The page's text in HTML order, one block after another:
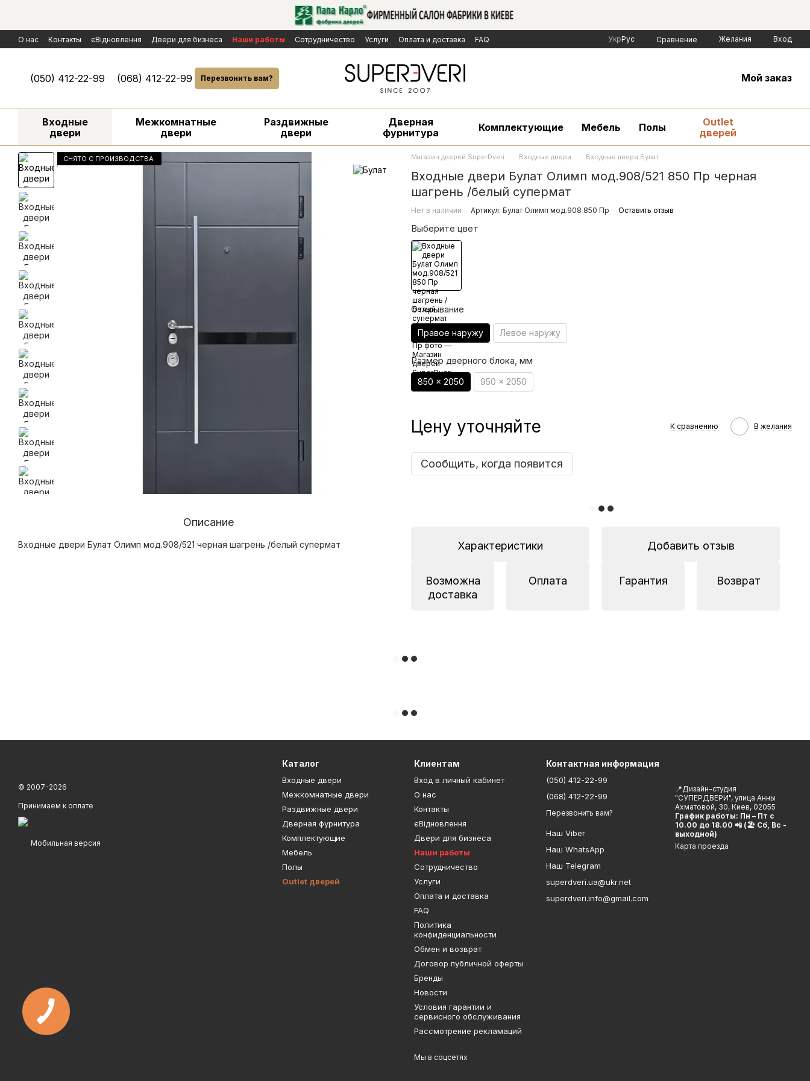
О нас Контакты єВідновлення Двери для бизнеса Наши работы Сотрудничество Услуги Оплата и доставка
FAQ
Политика конфиденциальности
Обмен и возврат Договор публичной оферты Бренды
Новости
УкрРус Сравнение Желания Вход
(050) 412-22-99 (068) 412-22-99 Перезвонить вам? Мой заказ
Входные
двери
Межкомнатные
двери
Раздвижные
двери
Дверная
фурнитура
Комплектующие Мебель Полы
Outlet
дверей
CНЯТО С ПРОИЗВОДСТВА
Описание
Входные двери Булат Олимп мод.908/521 черная шагрень /белый супермат
Магазин дверей SuperDveri Входные двери Входные двери Булат
Входные двери Булат Олимп мод.908/521 850 Пр черная
шагрень /белый супермат
Нет в наличии Артикул: Булат Олимп мод.908 850 Пр Оставить отзыв
Выберите цвет
Открывание
Правое наружу Левое наружу
Размер дверного блока, мм
850 x 2050 950 x 2050
Цену уточняйте К сравнению В желания
Сообщить, когда появится
Характеристики Добавить отзыв
Возможна
доставка
Оплата Гарантия Возврат
© 2007-2026
Принимаем к оплате
Мобильная версия
Каталог
Входные двери
Межкомнатные двери
Раздвижные двери
Дверная фурнитура
Комплектующие
Мебель
Полы
Outlet дверей
Клиентам
Вход в личный кабинет
О нас
Контакты
єВідновлення
Двери для бизнеса
Наши работы
Сотрудничество
Услуги
Оплата и доставка
FAQ
Политика
конфиденциальности
Обмен и возврат
Договор публичной оферты
Бренды
Новости
Условия гарантии и
сервисного обслуживания
Рассмотрение рекламаций
Мы в соцсетях
Контактная информация
(050) 412-22-99
(068) 412-22-99
Перезвонить вам?
Наш Viber
Наш WhatsApp
Наш Telegram
superdveri.ua@ukr.net
superdveri.info@gmail.com
📍Дизайн-студия
"СУПЕРДВЕРИ", улица Анны
Ахматовой, 30, Киев, 02055
График работы: Пн – Пт с
10.00 до 18.00 📲 (🏖 Сб, Вс -
выходной)
Карта проезда